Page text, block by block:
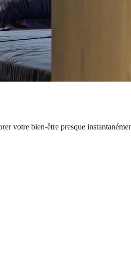
votre bien-être presque